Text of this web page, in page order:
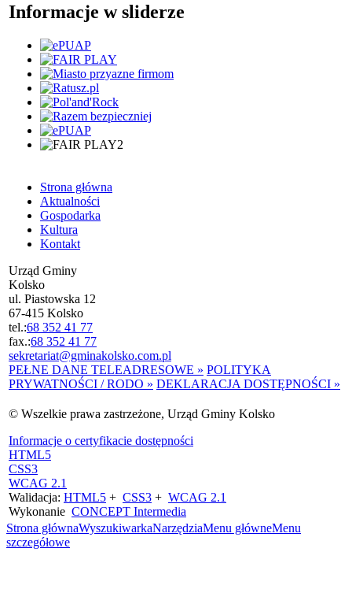
Informacje w sliderze
Strona główna
Aktualności
Gospodarka
Kultura
Kontakt
Urząd Gminy
Kolsko
ul. Piastowska 12
67-415 Kolsko
tel.:68 352 41 77
fax.:68 352 41 77
sekretariat@gminakolsko.com.pl
PEŁNE DANE TELEADRESOWE » POLITYKA
PRYWATNOŚCI / RODO » DEKLARACJA DOSTĘPNOŚCI »
© Wszelkie prawa zastrzeżone, Urząd Gminy Kolsko
Informacje o certyfikacie dostępności
HTML5
CSS3
WCAG 2.1
Walidacja: HTML5 + CSS3 + WCAG 2.1
Wykonanie CONCEPT Intermedia
Strona głównaWyszukiwarkaNarzędziaMenu główneMenu
szczegółowe